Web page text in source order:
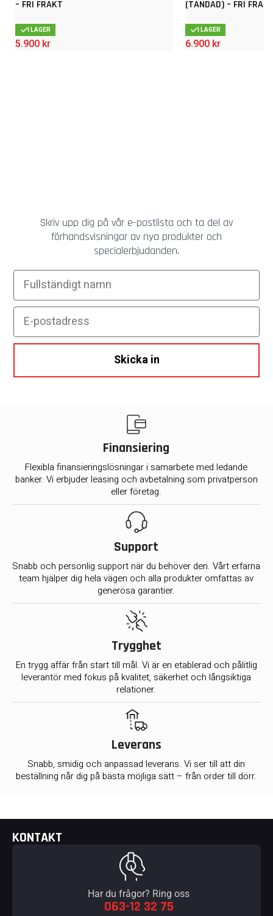
– FRI FRAKT
I LAGER
5.900 kr
(TANDAD) – FRI
I LAGER
6.900 kr
Skriv upp dig på vår e-postlista och ta del av
förhandsvisningar av nya produkter och
specialerbjudanden.
Fullständigt namn
E-postadress
Skicka in
Finansiering
Flexibla finansieringslösningar i samarbete med ledande
banker. Vi erbjuder leasing och avbetalning som privatperson
eller företag.
Support
Snabb och personlig support när du behöver den. Vårt erfarna
team hjälper dig hela vägen och alla produkter omfattas av
generösa garantier.
Trygghet
En trygg affär från start till mål. Vi är en etablerad och pålitlig
leverantör med fokus på kvalitet, säkerhet och långsiktiga
relationer.
Leverans
Snabb, smidig och anpassad leverans. Vi ser till att din
beställning når dig på bästa möjliga sätt – från order till dörr.
KONTAKT
Har du frågor? Ring oss
063-12 32 75